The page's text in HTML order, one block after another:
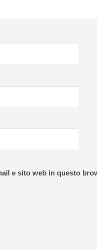
e sito web in questo